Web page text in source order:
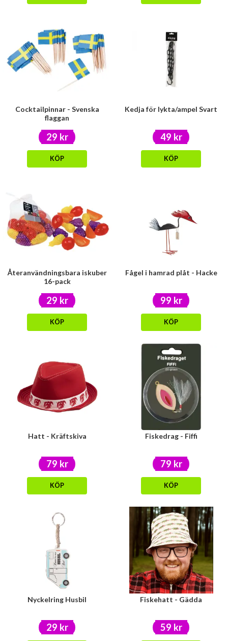
Cocktailpinnar - Svenska
flaggan
29 kr
KÖP
Kedja för lykta/ampel Svart
49 kr
KÖP
Återanvändningsbara iskuber
16-pack
29 kr
KÖP
Fågel i hamrad plåt - Hacke
99 kr
KÖP
Hatt - Kräftskiva
79 kr
KÖP
Fiskedrag - Fiffi
79 kr
KÖP
Nyckelring Husbil
29 kr
Fiskehatt - Gädda
59 kr